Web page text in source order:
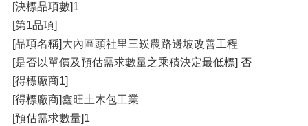
[決標品項數]1
[第1品項]
[品項名稱]⼤內區頭社⾥三崁農路邊坡改善⼯程
[是否以單價及預估需求數量之乘積決定最低標] 否
[得標廠商1]
[得標廠商]鑫旺⼟⽊包⼯業
[預估需求數量]1